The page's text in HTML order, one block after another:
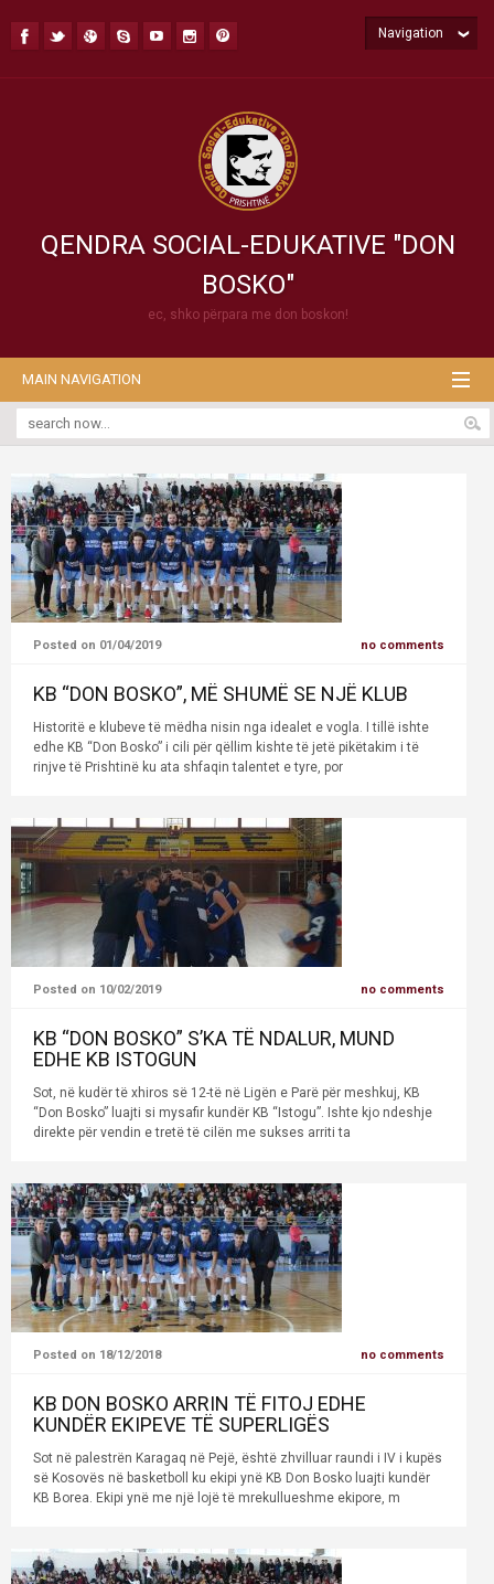
QENDRA SOCIAL-EDUKATIVE "DON
BOSKO"
ec, shko përpara me don boskon!
Navigation
MAIN NAVIGATION
Posted on 01/04/2019 no comments
KB “DON BOSKO”, MË SHUMË SE NJË KLUB
Historitë e klubeve të mëdha nisin nga idealet e vogla. I tillë ishte
edhe KB “Don Bosko” i cili për qëllim kishte të jetë pikëtakim i të
rinjve të Prishtinë ku ata shfaqin talentet e tyre, por
Posted on 10/02/2019 no comments
KB “DON BOSKO” S’KA TË NDALUR, MUND
EDHE KB ISTOGUN
Sot, në kudër të xhiros së 12-të në Ligën e Parë për meshkuj, KB
“Don Bosko” luajti si mysafir kundër KB “Istogu”. Ishte kjo ndeshje
direkte për vendin e tretë të cilën me sukses arriti ta
Posted on 18/12/2018 no comments
KB DON BOSKO ARRIN TË FITOJ EDHE
KUNDËR EKIPEVE TË SUPERLIGËS
Sot në palestrën Karagaq në Pejë, është zhvilluar raundi i IV i kupës
së Kosovës në basketboll ku ekipi ynë KB Don Bosko luajti kundër
KB Borea. Ekipi ynë me një lojë të mrekullueshme ekipore, m